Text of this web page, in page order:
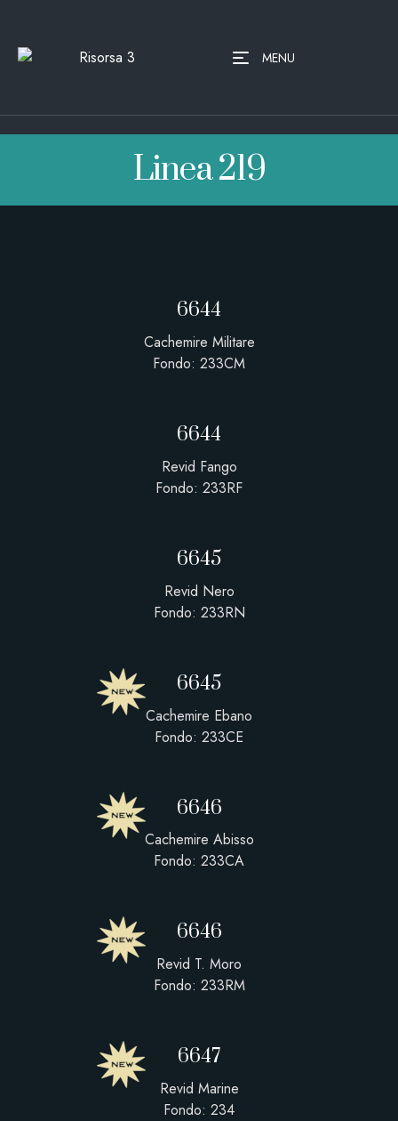
MENU
Linea 219
6644
Cachemire Militare
Fondo: 233CM
6644
Revid Fango
Fondo: 233RF
6645
Revid Nero
Fondo: 233RN
6645
Cachemire Ebano
Fondo: 233CE
6646
Cachemire Abisso
Fondo: 233CA
6646
Revid T. Moro
Fondo: 233RM
6647
Revid Marine
Fondo: 234